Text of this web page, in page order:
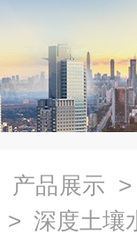
产品展示
> 深度土壤